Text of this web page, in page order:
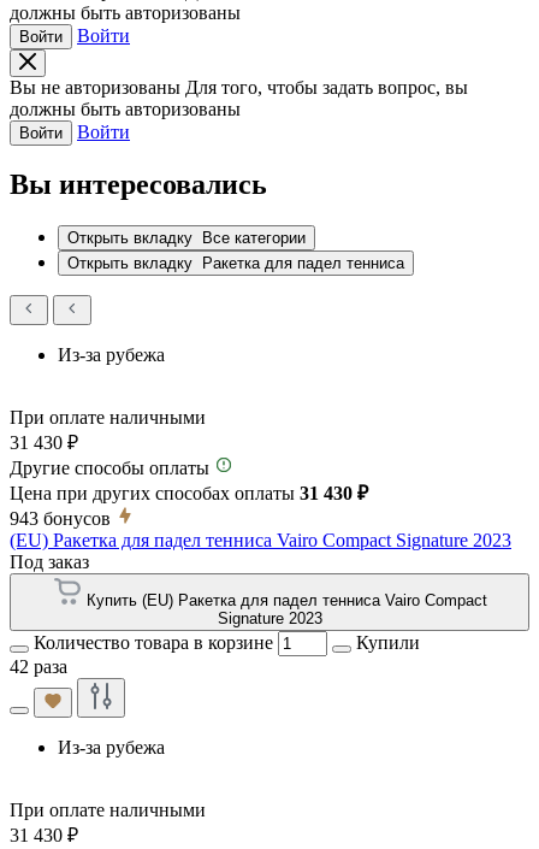
должны быть авторизованы
Войти Войти
Вы не авторизованы Для того, чтобы задать вопрос, вы
должны быть авторизованы
Войти Войти
Вы интересовались
Открыть вкладку
Все категории
Открыть вкладку
Ракетка для падел тенниса
Из-за рубежа
При оплате наличными
31 430 ₽
Другие способы оплаты
Цена при других способах оплаты 31 430 ₽
943 бонусов
(EU) Ракетка для падел тенниса Vairo Compact Signature 2023
Под заказ
Купить (EU) Ракетка для падел тенниса Vairo Compact
Signature 2023
Количество товара в корзине
Купили
42 раза
Из-за рубежа
При оплате наличными
31 430 ₽